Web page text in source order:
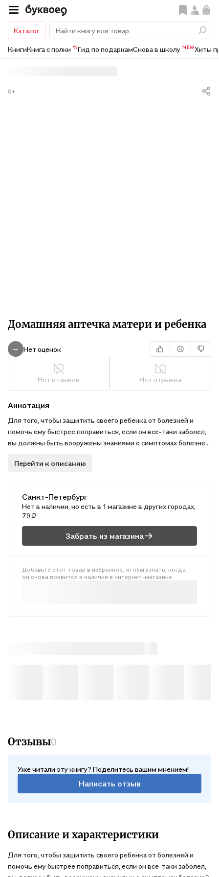
Каталог
КнигиКнига с полки %Гид по подаркамСнова в школу NEWХиты
Домашняя аптечка матери и ребенка
0+
— Нет оценок
Нет отзывов Нет отрывка
Аннотация
Для того, чтобы защитить своего ребенка от болезней и
помочь ему быстрее поправиться, если он все-таки заболел,
вы должны быть вооружены знаниями о симптомах болезней
применяемых в педиатрии, и, конечно, у вас должны быть те
домашней аптечке? При каких симптомах надо срочно
вызвать врача? Что можно предпринять до прихода
Перейти к описанию
Санкт-Петербург
Нет в наличии, но есть в 1 магазине в других городах,
79 ₽
Забрать из магазина
Добавьте этот товар в избранное, чтобы узнать, когда
он снова появится в наличии в интернет-магазине.
Отзывы0
Уже читали эту книгу? Поделитесь вашим мнением!
Написать отзыв
Описание и характеристики
Для того, чтобы защитить своего ребенка от болезней и
помочь ему быстрее поправиться, если он все-таки заболел,